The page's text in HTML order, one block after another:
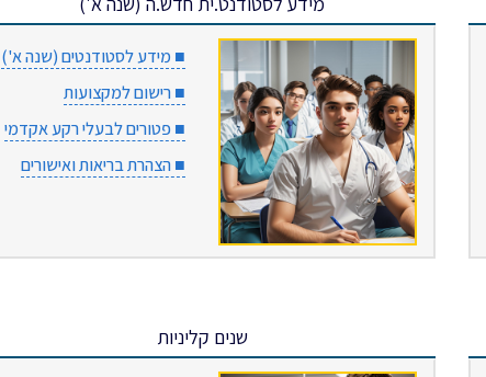
■ מידע לסטודנטים (שנה א')
■ רישום למקצועות
■ פטורים לבעלי רקע אקדמי
■ הצהרת בריאות ואישורים
שנים קליניות